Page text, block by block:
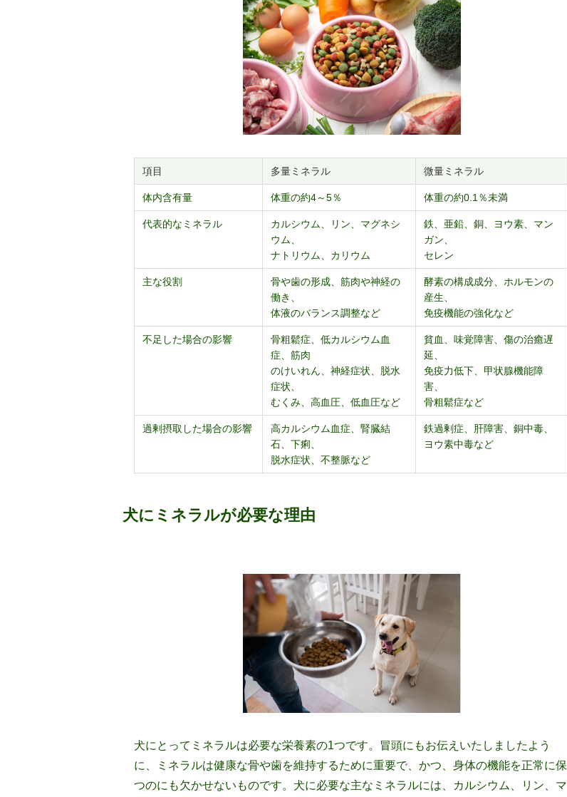
項目 多量ミネラル 微量ミネラル
体内含有量 体重の約4～5％ 体重の約0.1％未満
代表的なミネラル
カルシウム、リン、マグネシ
ウム、
ナトリウム、カリウム
鉄、亜鉛、銅、ヨウ素、マン
ガン、
セレン
主な役割
骨や歯の形成、筋肉や神経の
働き、
体液のバランス調整など
酵素の構成成分、ホルモンの
産生、
免疫機能の強化など
不足した場合の影響
骨粗鬆症、低カルシウム血
症、筋肉
のけいれん、神経症状、脱水
症状、
むくみ、高血圧、低血圧など
貧血、味覚障害、傷の治癒遅
延、
免疫力低下、甲状腺機能障
害、
骨粗鬆症など
過剰摂取した場合の影響
高カルシウム血症、腎臓結
石、下痢、
脱水症状、不整脈など
鉄過剰症、肝障害、銅中毒、
ヨウ素中毒など
犬にミネラルが必要な理由
犬にとってミネラルは必要な栄養素の1つです。冒頭にもお伝えいたしましたよう
に、ミネラルは健康な骨や歯を維持するために重要で、かつ、身体の機能を正常に保
つのにも欠かせないものです。犬に必要な主なミネラルには、カルシウム、リン、マ